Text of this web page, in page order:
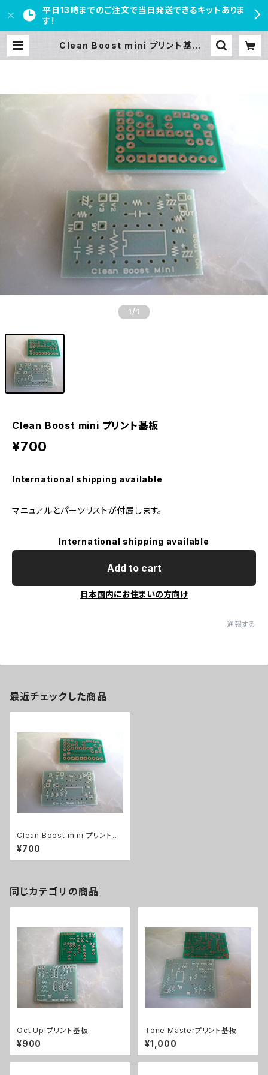
平日13時までのご注文で当日発送できるキットありま
す！
Clean Boost mini プリント基板 |
1 /1
Clean Boost mini プリント基板
¥700
International shipping available
マニュアルとパーツリストが付属します。
International shipping available
Add to cart
日本国内にお住まいの方向け
通報する
最近チェックした商品
Clean Boost mini プリント基
板
¥700
同じカテゴリの商品
Oct Up!プリント基板
¥900
Tone Masterプリント基板
¥1,000